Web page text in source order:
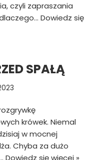
czyli zapraszania
Dowiedz się
SPAŁĄ
krówek. Niemal
w mocnej
Chyba za dużo